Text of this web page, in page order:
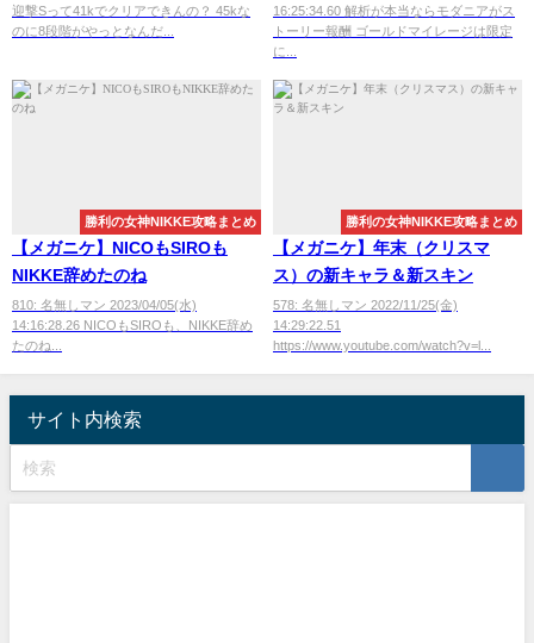
迎撃Sって41kでクリアできんの？ 45kな
のに8段階がやっとなんだ...
16:25:34.60 解析が本当ならモダニアがス
トーリー報酬 ゴールドマイレージは限定
に...
勝利の女神NIKKE攻略まとめ
【メガニケ】NICOもSIROも
NIKKE辞めたのね
810: 名無しマン 2023/04/05(水)
14:16:28.26 NICOもSIROも、NIKKE辞め
たのね...
勝利の女神NIKKE攻略まとめ
【メガニケ】年末（クリスマ
ス）の新キャラ＆新スキン
578: 名無しマン 2022/11/25(金)
14:29:22.51
https://www.youtube.com/watch?v=l...
サイト内検索